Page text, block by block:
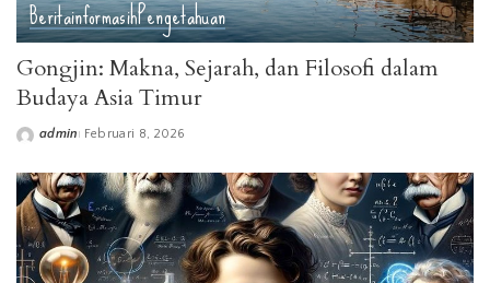
BeritainformasihPengetahuan
Gongjin: Makna, Sejarah, dan Filosofi dalam
Budaya Asia Timur
Posted
admin Februari 8, 2026